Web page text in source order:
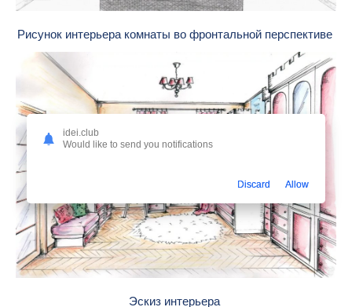
Рисунок интерьера комнаты во фронтальной перспективе
Эскиз интерьера
idei.club
Would like to send you notifications
Discard Allow